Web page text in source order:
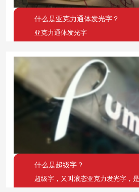
什么是亚克力通体发光字？
亚克力通体发光字
什么是超级字？